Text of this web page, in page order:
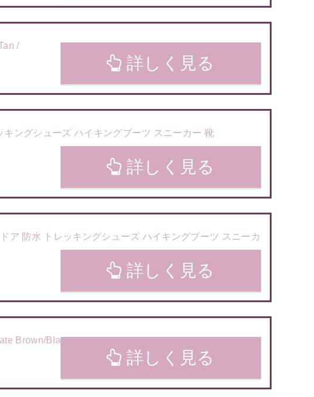
/
詳しく見る
ングシューズ ハイキングブーツ スニーカー 靴
詳しく見る
ア 防水 トレッキングシューズ ハイキングブーツ スニーカ
詳しく見る
Brown/Bla
詳しく見る